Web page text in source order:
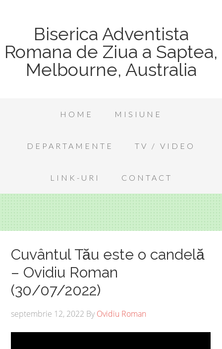
Biserica Adventista
Romana de Ziua a Saptea,
Melbourne, Australia
HOME MISIUNE
DEPARTAMENTE TV / VIDEO
LINK-URI CONTACT
Cuvântul Tău este o candelă
– Ovidiu Roman
(30/07/2022)
septembrie 12, 2022 By Ovidiu Roman